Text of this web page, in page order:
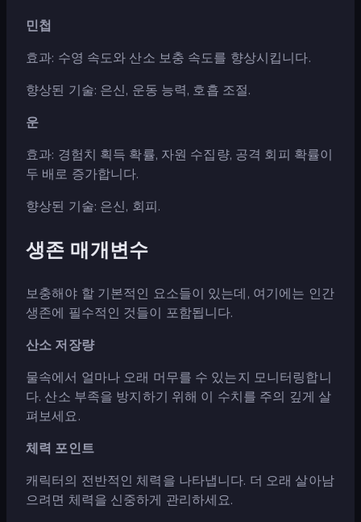
민첩
효과: 수영 속도와 산소 보충 속도를 향상시킵니다.
향상된 기술: 은신, 운동 능력, 호흡 조절.
운
효과: 경험치 획득 확률, 자원 수집량, 공격 회피 확률이
두 배로 증가합니다.
향상된 기술: 은신, 회피.
생존 매개변수
보충해야 할 기본적인 요소들이 있는데, 여기에는 인간
생존에 필수적인 것들이 포함됩니다.
산소 저장량
물속에서 얼마나 오래 머무를 수 있는지 모니터링합니
다. 산소 부족을 방지하기 위해 이 수치를 주의 깊게 살
펴보세요.
체력 포인트
캐릭터의 전반적인 체력을 나타냅니다. 더 오래 살아남
으려면 체력을 신중하게 관리하세요.